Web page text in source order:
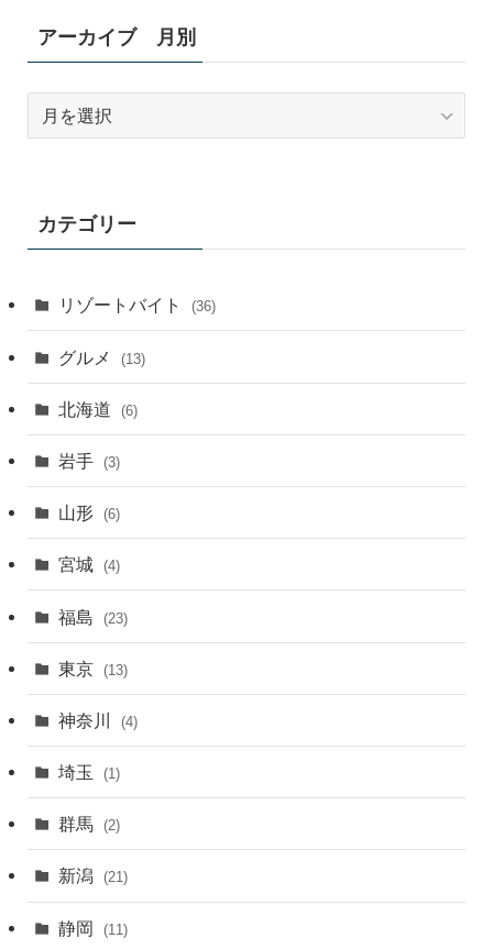
アーカイブ 月別
ブ
カテゴリー
リゾートバイト (36)
グルメ (13)
北海道 (6)
岩手 (3)
山形 (6)
宮城 (4)
福島 (23)
東京 (13)
神奈川 (4)
埼玉 (1)
群馬 (2)
新潟 (21)
静岡 (11)